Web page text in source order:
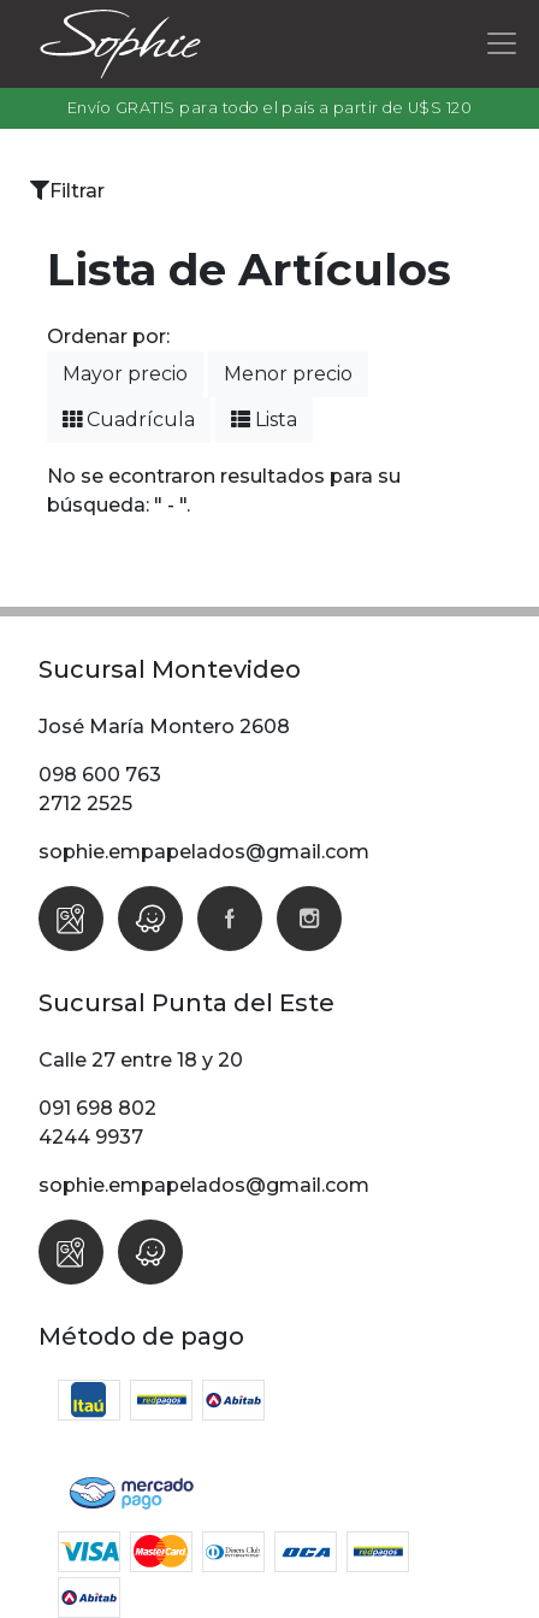
Envío GRATIS para todo el país a partir de U$S 120
×
Filtrar
por
color
Abstracto
Botanico
Escoces Y
Espiga
Guardas
Infantiles
Ladrillo
Liso
Madera
Raya
Rombos
SALE
Oportunidades
Varios
Filtrar
Filtrar
Lista de Artículos
Ordenar por:
Mayor precio
Menor precio
Cuadrícula
Lista
No se econtraron resultados para su
búsqueda: " - ".
Sucursal Montevideo
José María Montero 2608
098 600 763
2712 2525
sophie.empapelados@gmail.com
Sucursal Punta del Este
Calle 27 entre 18 y 20
091 698 802
4244 9937
sophie.empapelados@gmail.com
Método de pago